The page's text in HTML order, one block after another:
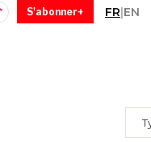
S'abonner+ FR EN